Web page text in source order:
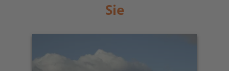
Sie